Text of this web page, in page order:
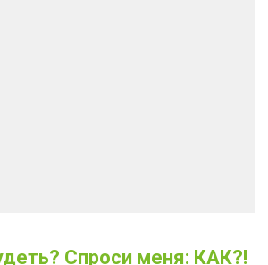
Спроси меня: КАК?!